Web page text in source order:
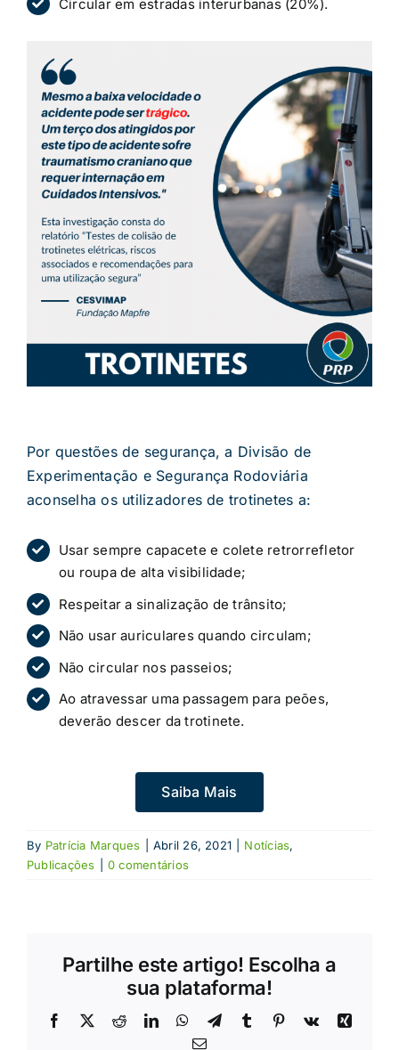
Circular em estradas interurbanas (20%).
Por questões de segurança, a Divisão de
Experimentação e Segurança Rodoviária
aconselha os utilizadores de trotinetes a:
Usar sempre capacete e colete retrorrefletor
ou roupa de alta visibilidade;
Respeitar a sinalização de trânsito;
Não usar auriculares quando circulam;
Não circular nos passeios;
Ao atravessar uma passagem para peões,
deverão descer da trotinete.
Saiba Mais
By Patrícia Marques Abril 26, 2021 Notícias,
Publicações
0 comentários
Partilhe este artigo! Escolha a
sua plataforma!
Facebook
X RedditLinkedInWhatsApp
TelegramTumblr Pinterest
Vk
Xing
Email